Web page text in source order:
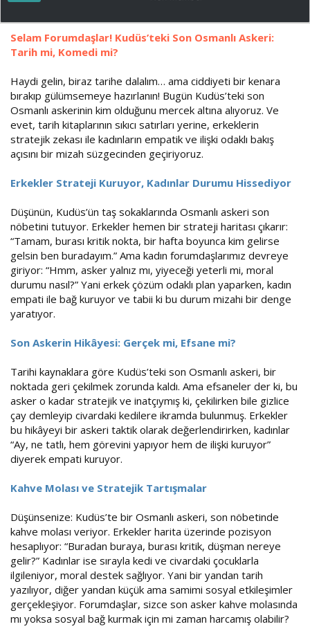
ş
t
a
r
i
Selam Forumdaşlar! Kudüs’teki Son Osmanlı Askeri:
Tarih mi, Komedi mi?
Haydi gelin, biraz tarihe dalalım… ama ciddiyeti bir kenara
bırakıp gülümsemeye hazırlanın! Bugün Kudüs’teki son
Osmanlı askerinin kim olduğunu mercek altına alıyoruz. Ve
evet, tarih kitaplarının sıkıcı satırları yerine, erkeklerin
stratejik zekası ile kadınların empatik ve ilişki odaklı bakış
açısını bir mizah süzgecinden geçiriyoruz.
Erkekler Strateji Kuruyor, Kadınlar Durumu Hissediyor
Düşünün, Kudüs’ün taş sokaklarında Osmanlı askeri son
nöbetini tutuyor. Erkekler hemen bir strateji haritası çıkarır:
“Tamam, burası kritik nokta, bir hafta boyunca kim gelirse
gelsin ben buradayım.” Ama kadın forumdaşlarımız devreye
giriyor: “Hmm, asker yalnız mı, yiyeceği yeterli mi, moral
durumu nasıl?” Yani erkek çözüm odaklı plan yaparken, kadın
empati ile bağ kuruyor ve tabii ki bu durum mizahi bir denge
yaratıyor.
Son Askerin Hikâyesi: Gerçek mi, Efsane mi?
Tarihi kaynaklara göre Kudüs’teki son Osmanlı askeri, bir
noktada geri çekilmek zorunda kaldı. Ama efsaneler der ki, bu
asker o kadar stratejik ve inatçıymış ki, çekilirken bile gizlice
çay demleyip civardaki kedilere ikramda bulunmuş. Erkekler
bu hikâyeyi bir askeri taktik olarak değerlendirirken, kadınlar
“Ay, ne tatlı, hem görevini yapıyor hem de ilişki kuruyor”
diyerek empati kuruyor.
Kahve Molası ve Stratejik Tartışmalar
Düşünsenize: Kudüs’te bir Osmanlı askeri, son nöbetinde
kahve molası veriyor. Erkekler harita üzerinde pozisyon
hesaplıyor: “Buradan buraya, burası kritik, düşman nereye
gelir?” Kadınlar ise sırayla kedi ve civardaki çocuklarla
ilgileniyor, moral destek sağlıyor. Yani bir yandan tarih
yazılıyor, diğer yandan küçük ama samimi sosyal etkileşimler
gerçekleşiyor. Forumdaşlar, sizce son asker kahve molasında
mı yoksa sosyal bağ kurmak için mi zaman harcamış olabilir?